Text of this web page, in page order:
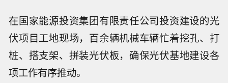
在国家能源投资集团有限责任公司投资建设的光
伏项目工地现场，百余辆机械车辆忙着挖孔、打
桩、搭支架、拼装光伏板，确保光伏基地建设各
项工作有序推动。